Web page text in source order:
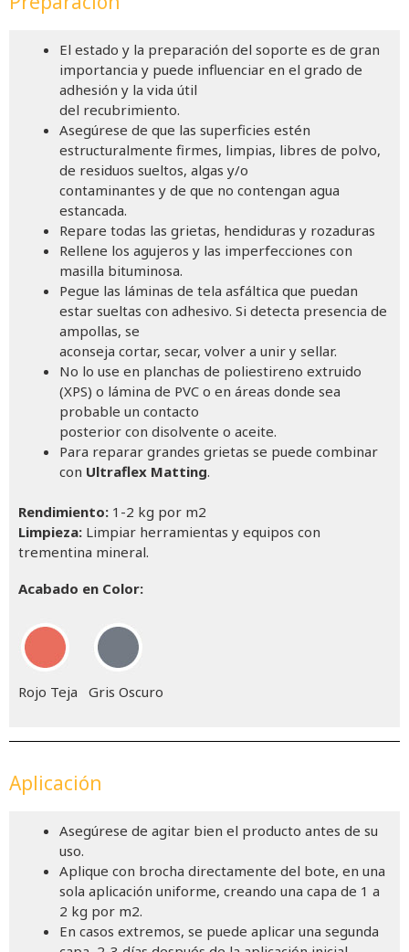
El estado y la preparación del soporte es de gran
importancia y puede influenciar en el grado de
adhesión y la vida útil
del recubrimiento.
Asegúrese de que las superficies estén
estructuralmente firmes, limpias, libres de polvo,
de residuos sueltos, algas y/o
contaminantes y de que no contengan agua
estancada.
Repare todas las grietas, hendiduras y rozaduras
Rellene los agujeros y las imperfecciones con
masilla bituminosa.
Pegue las láminas de tela asfáltica que puedan
estar sueltas con adhesivo. Si detecta presencia de
ampollas, se
aconseja cortar, secar, volver a unir y sellar.
No lo use en planchas de poliestireno extruido
(XPS) o lámina de PVC o en áreas donde sea
probable un contacto
posterior con disolvente o aceite.
Para reparar grandes grietas se puede combinar
con Ultraflex Matting.
Rendimiento: 1-2 kg por m2
Limpieza: Limpiar herramientas y equipos con
trementina mineral.
Acabado en Color:
Rojo Teja Gris Oscuro
Aplicación
Asegúrese de agitar bien el producto antes de su
uso.
Aplique con brocha directamente del bote, en una
sola aplicación uniforme, creando una capa de 1 a
2 kg por m2.
En casos extremos, se puede aplicar una segunda